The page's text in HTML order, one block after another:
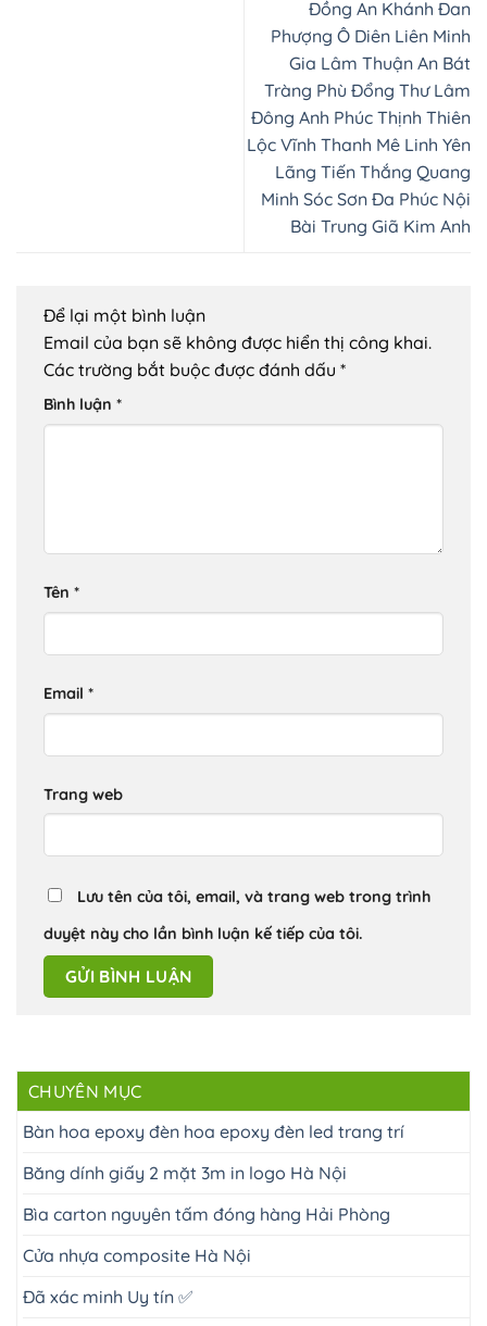
Đồng An Khánh Đan
Phượng Ô Diên Liên Minh
Gia Lâm Thuận An Bát
Tràng Phù Đổng Thư Lâm
Đông Anh Phúc Thịnh Thiên
Lộc Vĩnh Thanh Mê Linh Yên
Lãng Tiến Thắng Quang
Minh Sóc Sơn Đa Phúc Nội
Bài Trung Giã Kim Anh
Để lại một bình luận
Email của bạn sẽ không được hiển thị công khai.
Các trường bắt buộc được đánh dấu *
Bình luận *
Tên *
Email *
Trang web
Lưu tên của tôi, email, và trang web trong trình
duyệt này cho lần bình luận kế tiếp của tôi.
CHUYÊN MỤC
Bàn hoa epoxy đèn hoa epoxy đèn led trang trí
Băng dính giấy 2 mặt 3m in logo Hà Nội
Bìa carton nguyên tấm đóng hàng Hải Phòng
Cửa nhựa composite Hà Nội
Đã xác minh Uy tín ✅